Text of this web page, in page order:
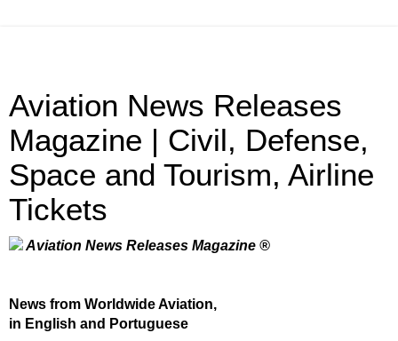
Aviation News Releases
Magazine | Civil, Defense,
Space and Tourism, Airline
Tickets
Aviation News Releases Magazine ®
News from Worldwide Aviation,
in English and Portuguese